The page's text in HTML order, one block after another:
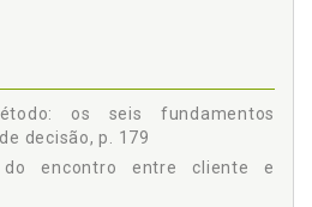
FINALIDADE, p. 43
E UNIVERSAL, p. 44
E VINCULADO AO
PRIVADA,
p. 47
os seis fundamentos
decisão, p. 179
encontro entre cliente e